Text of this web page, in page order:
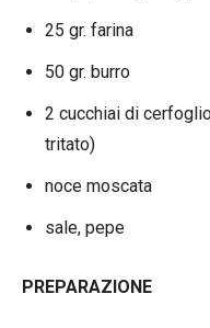
25 gr. farina
50 gr. burro
2 cucchiai di
tritato)
noce moscata
sale, pepe
PREPARAZIONE